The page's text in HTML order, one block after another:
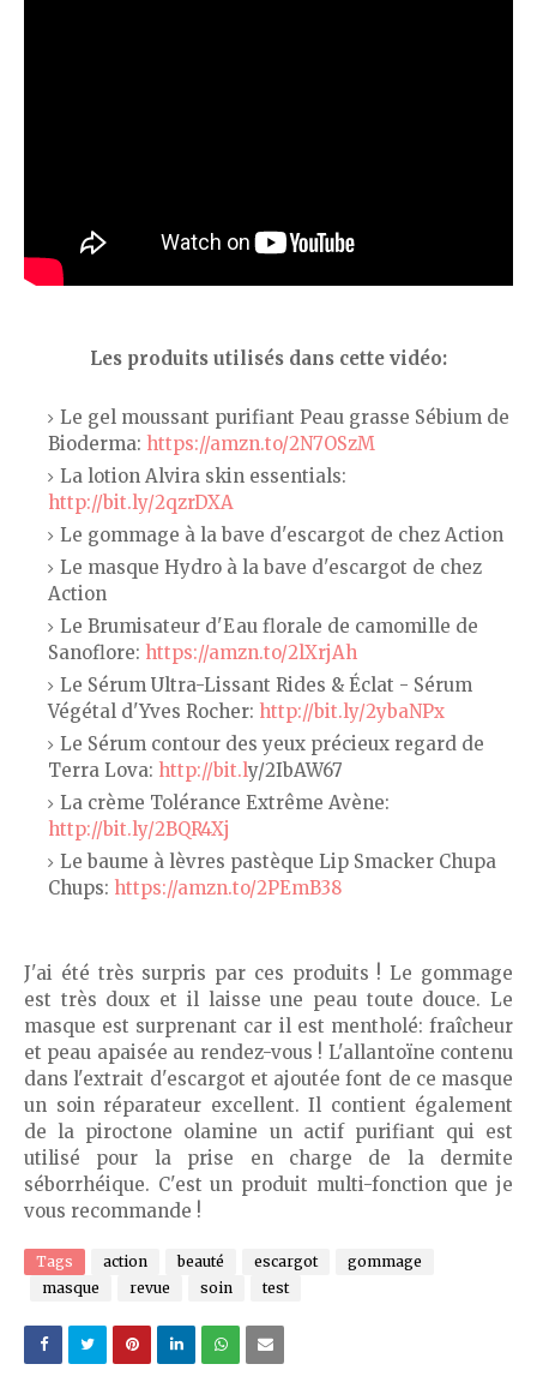
Les produits utilisés dans cette vidéo:
Le gel moussant purifiant Peau grasse Sébium de
Bioderma: https://amzn.to/2N7OSzM
La lotion Alvira skin essentials:
http://bit.ly/2qzrDXA
Le gommage à la bave d'escargot de chez Action
Le masque Hydro à la bave d'escargot de chez
Action
Le Brumisateur d'Eau florale de camomille de
Sanoflore: https://amzn.to/2lXrjAh
Le Sérum Ultra-Lissant Rides & Éclat - Sérum
Végétal d'Yves Rocher: http://bit.ly/2ybaNPx
Le Sérum contour des yeux précieux regard de
Terra Lova: http://bit.ly/2IbAW67
La crème Tolérance Extrême Avène:
http://bit.ly/2BQR4Xj
Le baume à lèvres pastèque Lip Smacker Chupa
Chups: https://amzn.to/2PEmB38
J'ai été très surpris par ces produits ! Le gommage
est très doux et il laisse une peau toute douce. Le
masque est surprenant car il est mentholé: fraîcheur
et peau apaisée au rendez-vous ! L'allantoïne contenu
dans l'extrait d'escargot et ajoutée font de ce masque
un soin réparateur excellent. Il contient également
de la piroctone olamine un actif purifiant qui est
utilisé pour la prise en charge de la dermite
séborrhéique. C'est un produit multi-fonction que je
vous recommande !
Tags action beauté escargot
gommage
masque
revue soin test